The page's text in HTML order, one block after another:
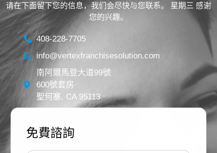
请在下面留下您的信息，我们会尽快与您联系。 星期三 感谢
您的兴趣。
408-228-7705
info@vertexfranchisesolution.com
南阿爾馬登大道99號
600號套房
聖何塞, CA 95113
免費諮詢